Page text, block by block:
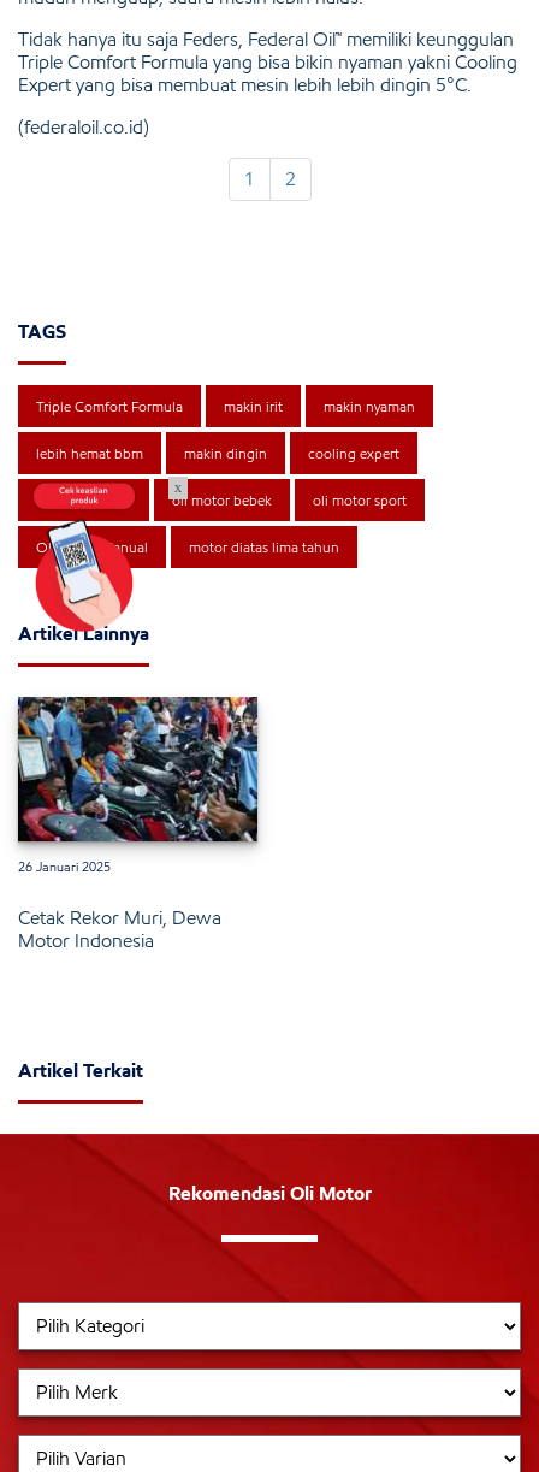
Tidak hanya itu saja Feders, Federal Oil™ memiliki keunggulan
Triple Comfort Formula yang bisa bikin nyaman yakni Cooling
Expert yang bisa membuat mesin lebih lebih dingin 5°C.
(federaloil.co.id)
1 2
TAGS
Triple Comfort Formula makin irit makin nyaman
lebih hemat bbm makin dingin cooling expert
federal ultratec oli motor bebek oli motor sport
Oli Motor Manual motor diatas lima tahun
Artikel Lainnya
26 Januari 2025
Cetak Rekor Muri, Dewa
Motor Indonesia
Artikel Terkait
Rekomendasi Oli Motor
x